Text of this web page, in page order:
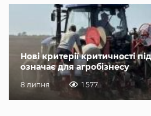
Нові критерії критичності
означає для агробізнесу
8 липня 1 577